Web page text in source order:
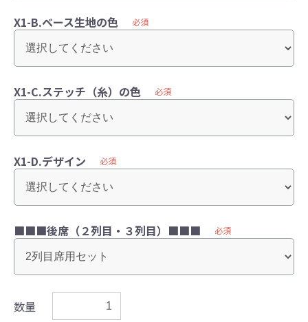
X1-B.ベース生地の色 必須
X1-C.ステッチ（糸）の色 必須
X1-D.デザイン 必須
■■■後席（２列目・３列目）■■■ 必須
数量